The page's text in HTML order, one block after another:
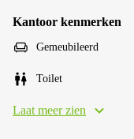
Kantoor kenmerken
Gemeubileerd
Toilet
Laat meer zien